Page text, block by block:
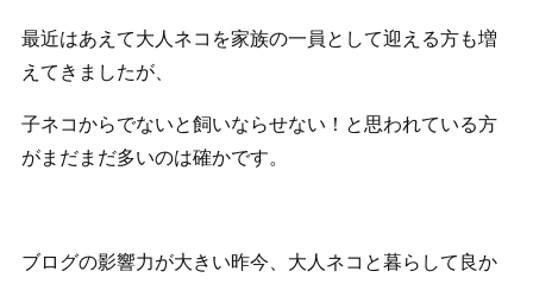
最近はあえて大人ネコを家族の一員として迎える方も増
えてきましたが、
子ネコからでないと飼いならせない！と思われている方
がまだまだ多いのは確かです。
ブログの影響力が大きい昨今、大人ネコと暮らして良か